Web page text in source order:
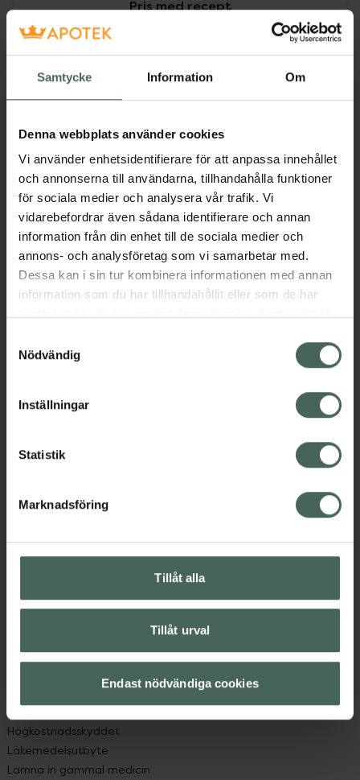
Samtycke Information Om
Denna webbplats använder cookies
Vi använder enhetsidentifierare för att anpassa innehållet
och annonserna till användarna, tillhandahålla funktioner
för sociala medier och analysera vår trafik. Vi
vidarebefordrar även sådana identifierare och annan
information från din enhet till de sociala medier och
annons- och analysföretag som vi samarbetar med.
Dessa kan i sin tur kombinera informationen med annan
information som du har tillhandahållit eller som de har
återkalla ditt samtycke via webbplatsens
cookieinställningar. Ett återkallat samtycke påverkar inte
lagligheten av behandling som skett innan återkallelsen.
Nödvändig
Inställningar
Statistik
Marknadsföring
Tillåt alla
Tillåt urval
Endast nödvändiga cookies
Pris med recept
Högkostnadsskyddet gäller inte
0 kr
Aktuella erbjudanden
Beskrivning Dölj
Kronans Apotek finns här för dig. Du hittar oss från Skåne i
datorn. Oavsett vem du är så är det vårt uppdrag att
med oss.
Kontakta oss
Hitta apotek
Leverans, betalning och retur
Kundklubb
Köpvillkor
Om recept och läkemedel
Fullmakter
Högkostnadsskyddet
Läkemedelsutbyte
Lämna in gammal medicin